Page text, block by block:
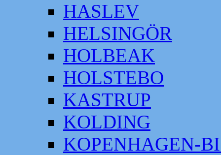
HASLEV
HELSINGÖR
HOLBEAK
HOLSTEBO
KASTRUP
KOLDING
KOPENHAGEN-